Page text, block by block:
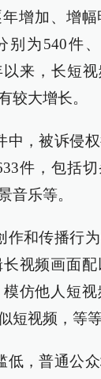
增加、增幅
别为540件
来，长短
较大增长。
中，被诉侵
件，包括
音乐等。
作和传播行
视频画面配
仿他人短视
短视频，等等
低，普通公